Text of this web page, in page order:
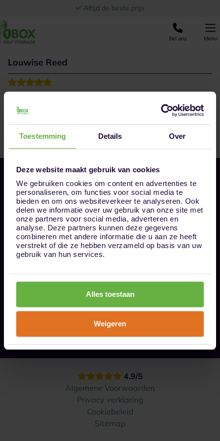
Toestemming Details Over
Deze website maakt gebruik van cookies
We gebruiken cookies om content en advertenties te
personaliseren, om functies voor social media te
bieden en om ons websiteverkeer te analyseren. Ook
delen we informatie over uw gebruik van onze site met
onze partners voor social media, adverteren en
analyse. Deze partners kunnen deze gegevens
combineren met andere informatie die u aan ze heeft
verstrekt of die ze hebben verzameld op basis van uw
gebruik van hun services.
Alles toestaan
Weigeren
Altijd de beste prijs
Bel ons Menu
Louwise Reed
venue. I can absolutely recommend! Thanks again to
Thea for all the help!
Bel ons op 085 - 0161611
info@1box.nl
Volg ons
Onze opslaglocaties
Hoe werkt het?
4.9/5
Algemene Voorwaarden
Privacy verklaring
Cookiebeleid
Sitemap